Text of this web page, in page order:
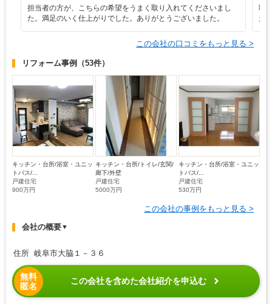
担当者の方が、こちらの希望をうまく取り入れてくださいまし
た。満足のいく仕上がりでした。ありがとうございました。
職
た
この会社の口コミをもっと見る >
リフォーム事例 （53件）
キッチン・台所/浴室・ユニッ
トバス/...
戸建住宅
900万円
キッチン・台所/トイレ/玄関/
廊下/外壁
戸建住宅
5000万円
キッチン・台所/浴室・ユニッ
トバス/...
戸建住宅
530万円
この会社の事例をもっと見る >
会社の概要▼
住所 岐阜市大脇１－３６
無料
匿名
この会社を含めた会社紹介を申込む